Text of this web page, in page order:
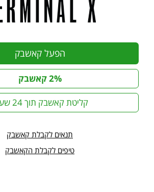
הפעל קאשבק
2% קאשבק
קליטת קאשבק תוך 24 שעות
תנאים לקבלת קאשבק
טיפים לקבלת הקאשבק